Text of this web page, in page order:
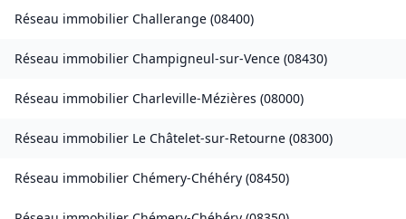
Réseau immobilier Challerange (08400)
Réseau immobilier Champigneul-sur-Vence (08430)
Réseau immobilier Charleville-Mézières (08000)
Réseau immobilier Le Châtelet-sur-Retourne (08300)
Réseau immobilier Chémery-Chéhéry (08450)